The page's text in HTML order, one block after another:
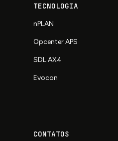
TECNOLOGIA
nPLAN
Opcenter APS
SDL AX4
Evocon
CONTATOS